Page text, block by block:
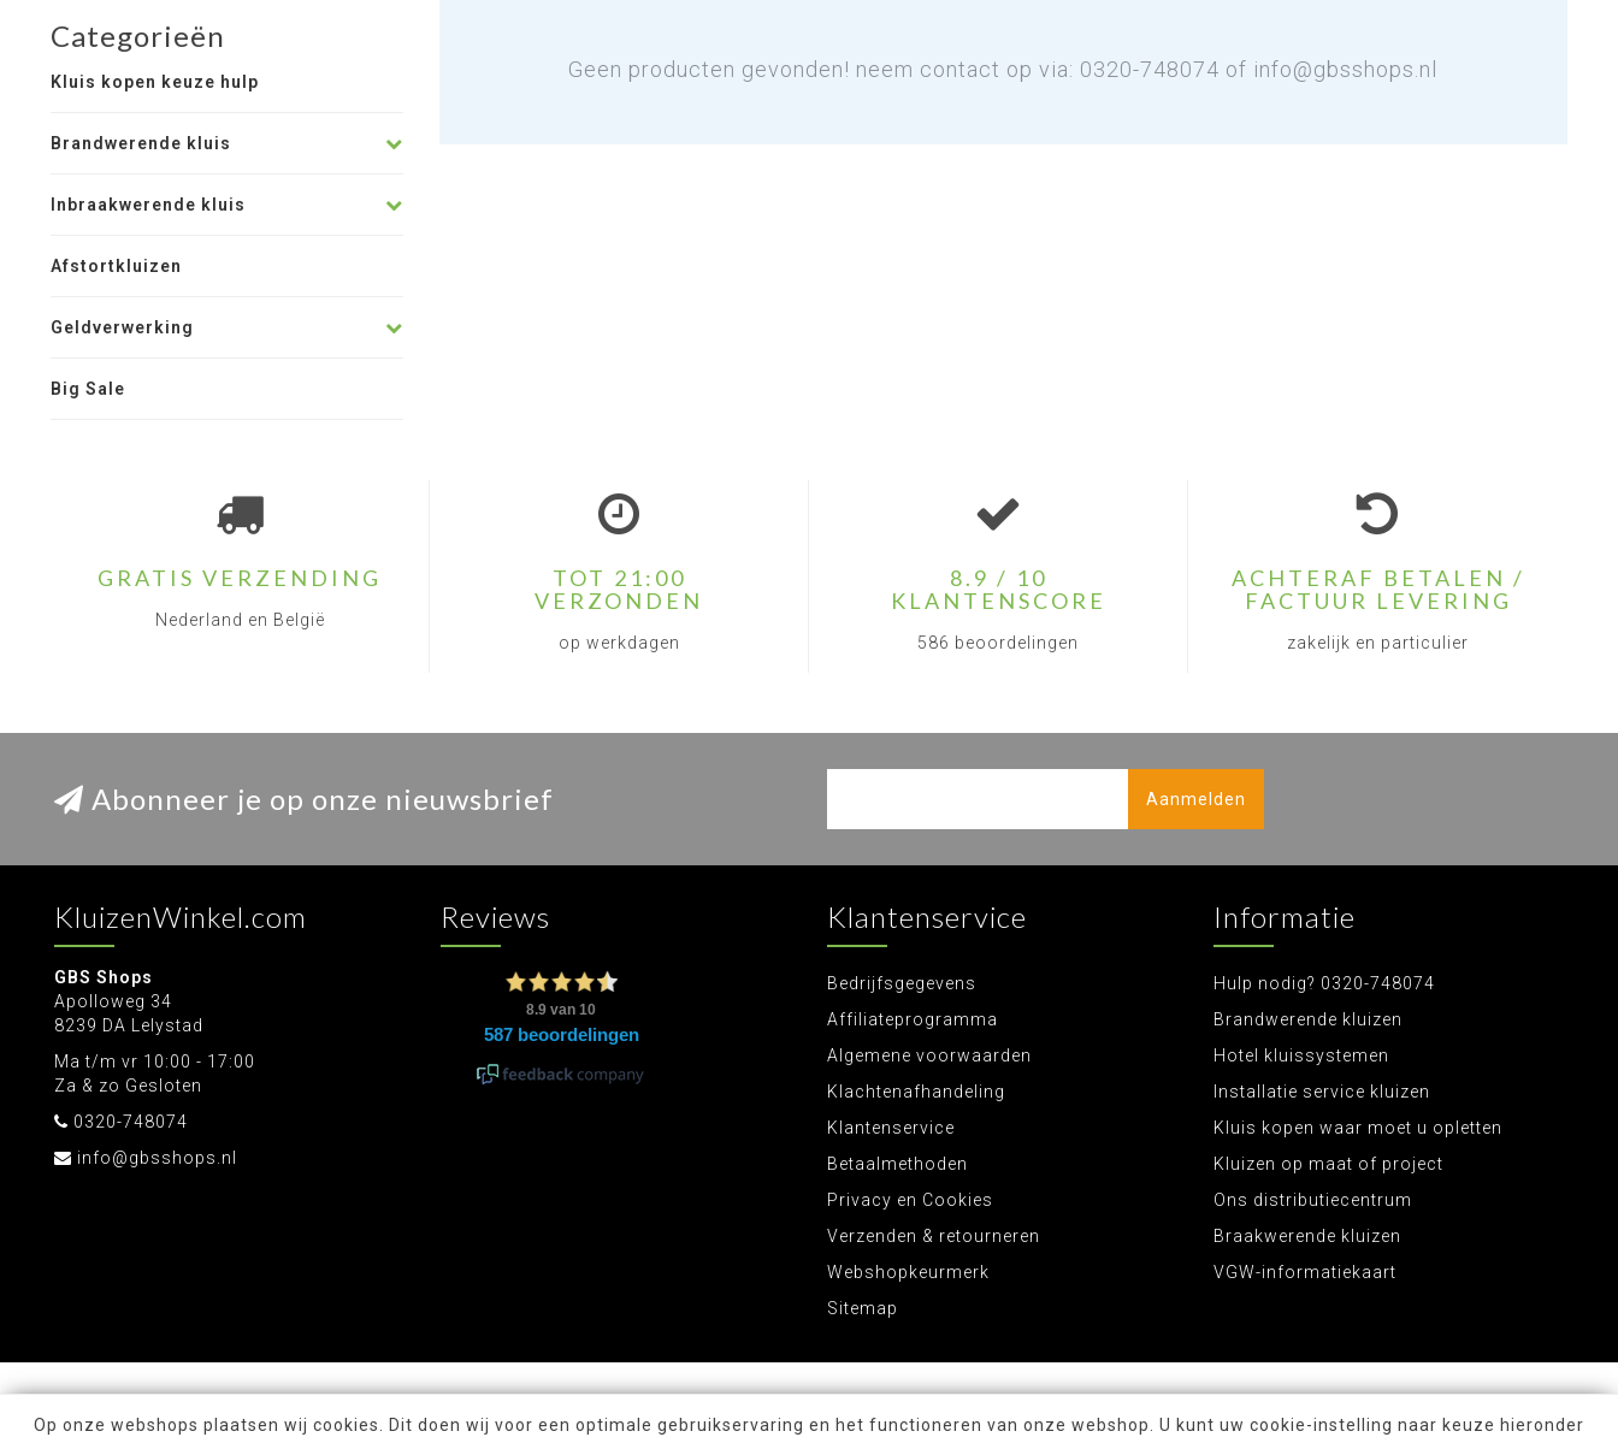
Categorieën
Kluis kopen keuze hulp
Brandwerende kluis
Inbraakwerende kluis
Afstortkluizen
Geldverwerking
Big Sale
Geen producten gevonden! neem contact op via: 0320-748074 of info@gbsshops.nl
GRATIS VERZENDING
Nederland en België
TOT 21:00
VERZONDEN
op werkdagen
8.9 / 10
KLANTENSCORE
586 beoordelingen
ACHTERAF BETALEN /
FACTUUR LEVERING
zakelijk en particulier
Abonneer je op onze nieuwsbrief Aanmelden
KluizenWinkel.com
GBS Shops
Apolloweg 34
8239 DA Lelystad
Ma t/m vr 10:00 - 17:00
Za & zo Gesloten
0320-748074
info@gbsshops.nl
Reviews Klantenservice
Bedrijfsgegevens
Affiliateprogramma
Algemene voorwaarden
Klachtenafhandeling
Klantenservice
Betaalmethoden
Privacy en Cookies
Verzenden & retourneren
Webshopkeurmerk
Sitemap
Informatie
Hulp nodig? 0320-748074
Brandwerende kluizen
Hotel kluissystemen
Installatie service kluizen
Kluis kopen waar moet u opletten
Kluizen op maat of project
Ons distributiecentrum
Braakwerende kluizen
VGW-informatiekaart
Op onze webshops plaatsen wij cookies. Dit doen wij voor een optimale gebruikservaring en het functioneren van onze webshop. U kunt uw cookie-instelling naar keuze hieronder